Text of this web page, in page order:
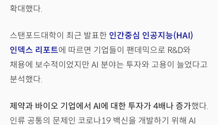
확대했다.
스탠포드대학이 최근 발표한 인간중심 인공지능(HAI)
인덱스 리포트에 따르면 기업들이 팬데믹으로 R&D와
채용에 보수적이었지만 AI 분야는 투자와 고용이 늘었다고
분석했다.
제약과 바이오 기업에서 AI에 대한 투자가 4배나 증가했다.
인류 공통의 문제인 코로나19 백신을 개발하기 위해 AI